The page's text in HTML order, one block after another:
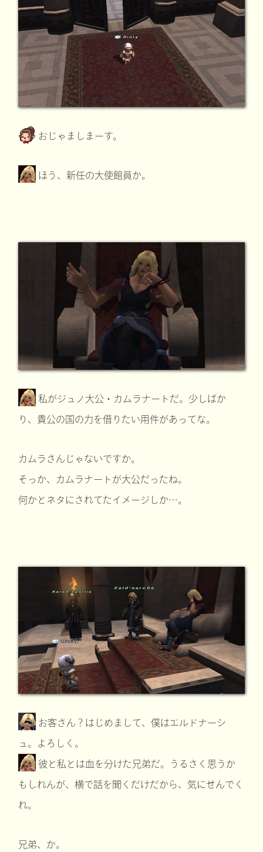
おじゃましまーす。
ほう、新任の大使館員か。
私がジュノ大公・カムラナートだ。少しばか
り、貴公の国の力を借りたい用件があってな。
カムラさんじゃないですか。
そっか、カムラナートが大公だったね。
何かとネタにされてたイメージしか…。
お客さん？はじめまして、僕はエルドナーシ
ュ。よろしく。
彼と私とは血を分けた兄弟だ。うるさく思うか
もしれんが、横で話を聞くだけだから、気にせんでく
れ。
兄弟、か。